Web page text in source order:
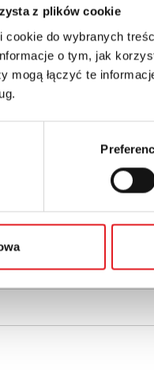
z plików cookie
do wybranych
o tym, jak
mogą łączyć te
o szczegóły
Adres e-mail: *
Numer